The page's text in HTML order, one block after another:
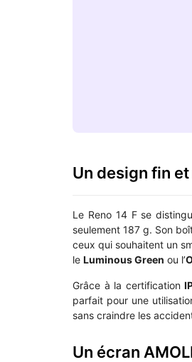
Un design fin
Le Reno 14 F se
seulement 187 g. Son
ceux qui souhaitent un
le Luminous Green ou l’
Grâce à la certification
parfait pour une
sans craindre les
Un écran